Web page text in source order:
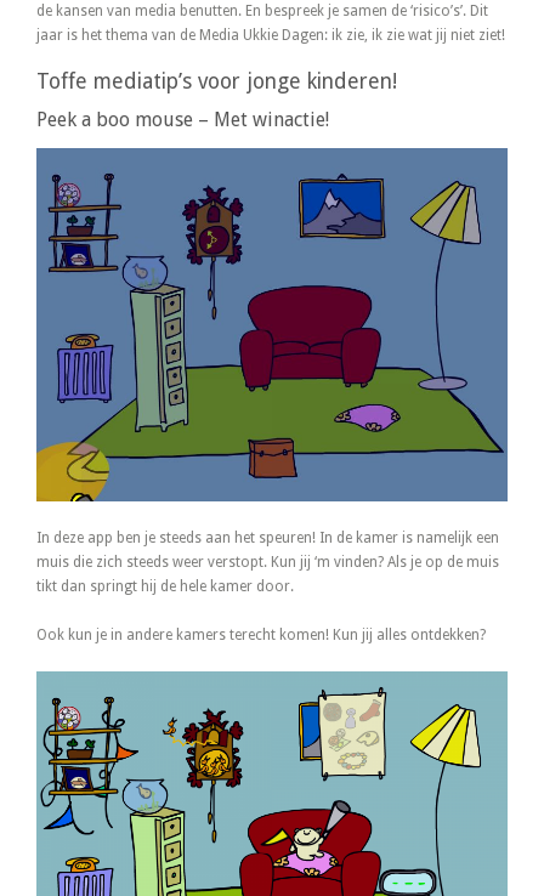
de kansen van media benutten. En bespreek je samen de ‘risico’s’. Dit
jaar is het thema van de Media Ukkie Dagen: ik zie, ik zie wat jij niet ziet!
Toffe mediatip’s voor jonge kinderen!
Peek a boo mouse – Met winactie!
In deze app ben je steeds aan het speuren! In de kamer is namelijk een
muis die zich steeds weer verstopt. Kun jij ‘m vinden? Als je op de muis
tikt dan springt hij de hele kamer door.
Ook kun je in andere kamers terecht komen! Kun jij alles ontdekken?